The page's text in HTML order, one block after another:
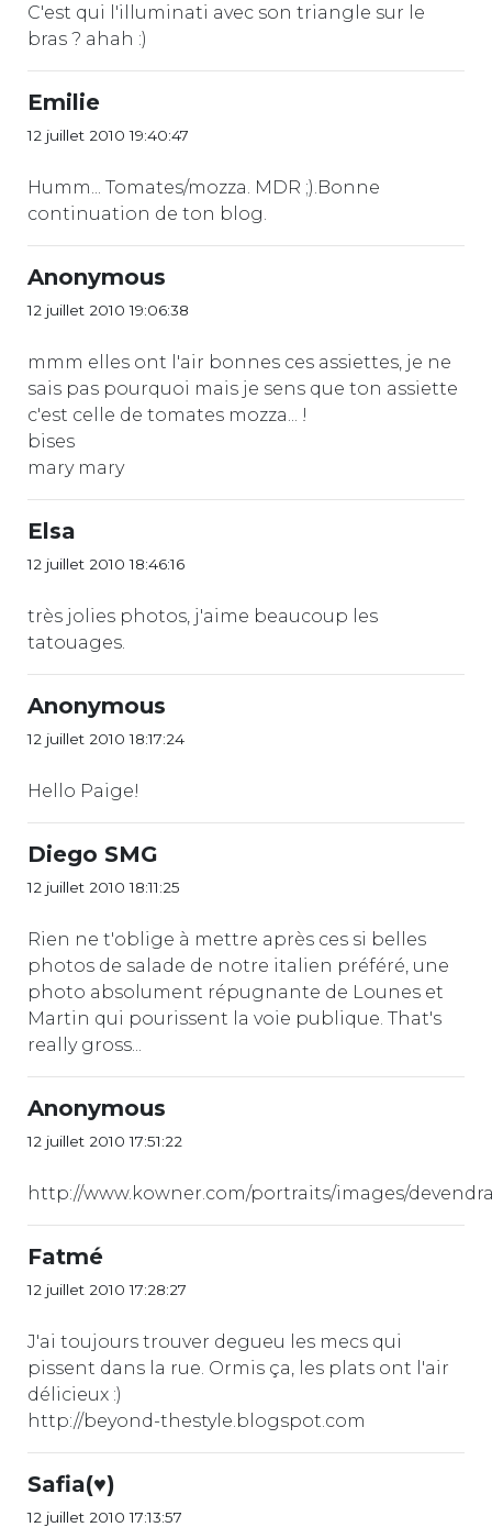
C'est qui l'illuminati avec son triangle sur le
bras ? ahah :)
Emilie
12 juillet 2010 19:40:47
Humm... Tomates/mozza. MDR ;).Bonne
continuation de ton blog.
Anonymous
12 juillet 2010 19:06:38
mmm elles ont l'air bonnes ces assiettes, je ne
sais pas pourquoi mais je sens que ton assiette
c'est celle de tomates mozza... !
bises
mary mary
Elsa
12 juillet 2010 18:46:16
très jolies photos, j'aime beaucoup les
tatouages.
Anonymous
12 juillet 2010 18:17:24
Hello Paige!
Diego SMG
12 juillet 2010 18:11:25
Rien ne t'oblige à mettre après ces si belles
photos de salade de notre italien préféré, une
photo absolument répugnante de Lounes et
Martin qui pourissent la voie publique. That's
really gross...
Anonymous
12 juillet 2010 17:51:22
http://www.kowner.com/portraits/images/
Fatmé
12 juillet 2010 17:28:27
J'ai toujours trouver degueu les mecs qui
pissent dans la rue. Ormis ça, les plats ont l'air
délicieux :)
http://beyond-thestyle.blogspot.com
Safia(♥)
12 juillet 2010 17:13:57